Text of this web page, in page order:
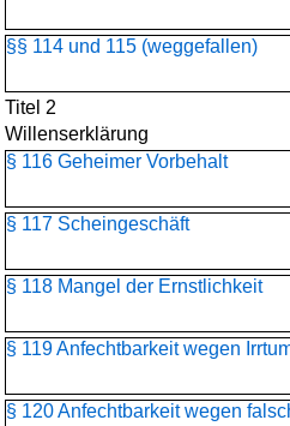
§§ 114 und 115 (weggefallen)
Titel 2
Willenserklärung
§ 116 Geheimer Vorbehalt
§ 117 Scheingeschäft
§ 118 Mangel der Ernstlichkeit
§ 119 Anfechtbarkeit wegen
§ 120 Anfechtbarkeit wegen